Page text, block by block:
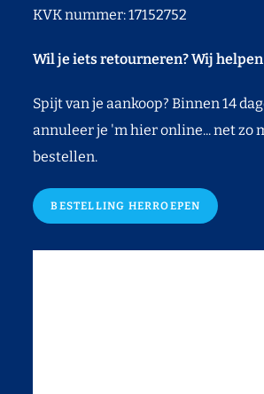
KVK nummer: 17152752
Wil je iets retourneren? Wij helpen
Spijt van je aankoop? Binnen 14
annuleer je 'm hier online... net zo
bestellen.
BESTELLING HERROEPEN